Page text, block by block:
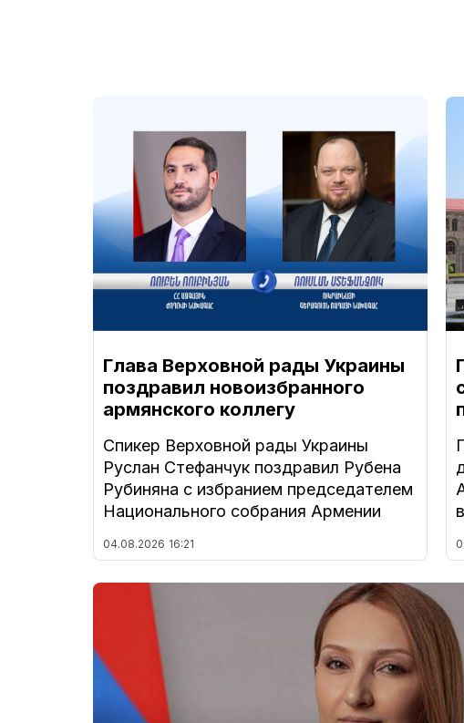
Глава Верховной рады Украины
поздравил новоизбранного
армянского коллегу
Спикер Верховной рады Украины
Руслан Стефанчук поздравил Рубена
Рубиняна с избранием председателем
Национального собрания Армении
04.08.2026 16:21